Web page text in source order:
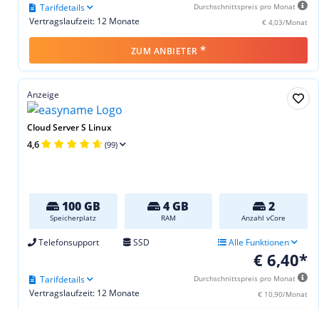
Durchschnittspreis pro Monat
€ 4,03/Monat
Vertragslaufzeit: 12 Monate
Tarifdetails
ZUM ANBIETER *
Anzeige
Cloud Server S Linux
4,6 (99)
100 GB
Speicherplatz
4 GB
RAM
2
Anzahl vCore
Telefonsupport SSD Alle Funktionen
€ 6,40*
Durchschnittspreis pro Monat
€ 10,90/Monat
Vertragslaufzeit: 12 Monate
Tarifdetails